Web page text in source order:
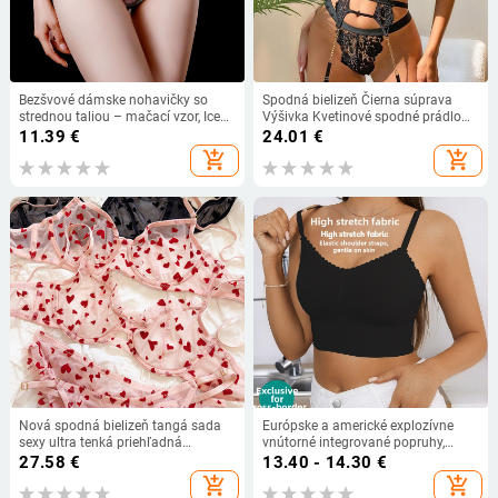
Bezšvové dámske nohavičky so
strednou taliou – mačací vzor, Ice
Silk, 51-60D, hlavný materiál 80-90%
polyester, rozkroková podšívka
100% bavlna
11.39 €
add_shopping_cart
Spodná bielizeň Čierna súprava
Výšivka Kvetinové spodné prádlo
Dámske Priehľadné čipkované
nočné prádlo Erotické oblečenie
Sexuálny kostým Duté von
24.01 €
add_shopping_cart
Nová spodná bielizeň tangá sada
sexy ultra tenká priehľadná
podprsenka ženy s kosticami push-
romantická broskyňová spodná
27.58 €
add_shopping_cart
Európske a americké explozívne
vnútorné integrované popruhy,
vonkajšie nosenie, tenké priedušné
protišmykovou úpravou
13.40 - 14.30 €
add_shopping_cart